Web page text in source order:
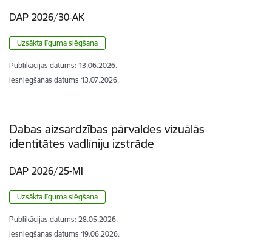
DAP 2026/30-AK
Uzsākta līguma slēgšana
Publikācijas datums: 13.06.2026.
Iesniegšanas datums 13.07.2026.
Dabas aizsardzības pārvaldes vizuālās
identitātes vadlīniju izstrāde
DAP 2026/25-MI
Uzsākta līguma slēgšana
Publikācijas datums: 28.05.2026.
Iesniegšanas datums 19.06.2026.